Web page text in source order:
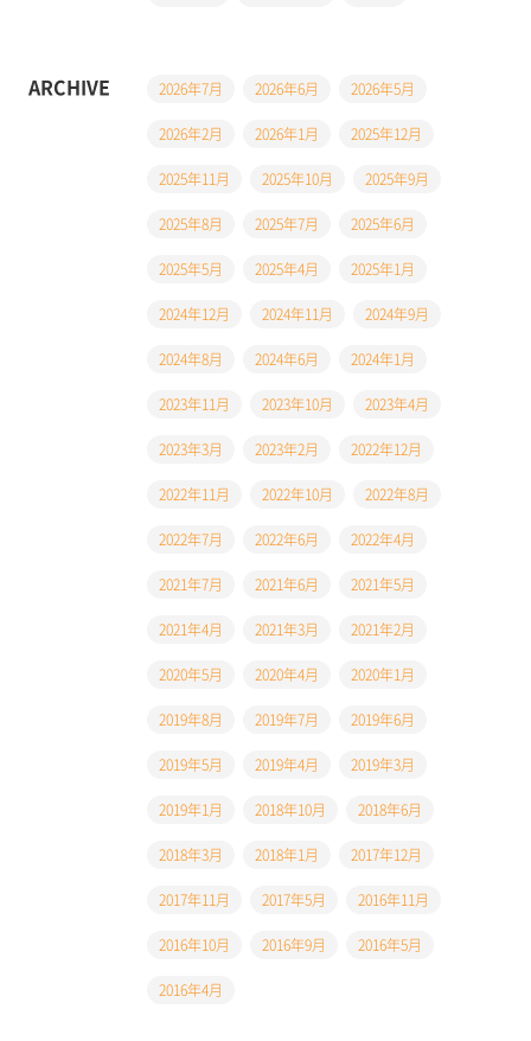
ARCHIVE 2026年7月 2026年6月 2026年5月
2026年2月 2026年1月 2025年12月
2025年11月 2025年10月 2025年9月
2025年8月 2025年7月 2025年6月
2025年5月 2025年4月 2025年1月
2024年12月 2024年11月 2024年9月
2024年8月 2024年6月 2024年1月
2023年11月 2023年10月 2023年4月
2023年3月 2023年2月 2022年12月
2022年11月 2022年10月 2022年8月
2022年7月 2022年6月 2022年4月
2021年7月 2021年6月 2021年5月
2021年4月 2021年3月 2021年2月
2020年5月 2020年4月 2020年1月
2019年8月 2019年7月 2019年6月
2019年5月 2019年4月 2019年3月
2019年1月 2018年10月 2018年6月
2018年3月 2018年1月 2017年12月
2017年11月 2017年5月 2016年11月
2016年10月 2016年9月 2016年5月
2016年4月